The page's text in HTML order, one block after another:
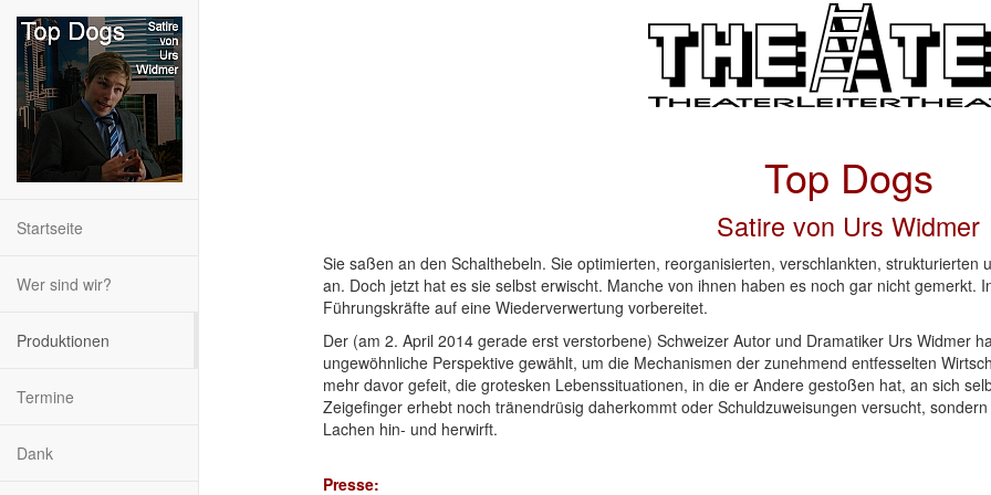
Startseite
Wer sind wir?
Produktionen
Termine
Dank
Top Dogs
Satire von Urs Widmer
Sie saßen an den Schalthebeln. Sie optimierten, reorganisierten, verschlankten,
an. Doch jetzt hat es sie selbst erwischt. Manche von ihnen haben es noch gar nicht gemerkt.
Führungskräfte auf eine Wiederverwertung vorbereitet.
Der (am 2. April 2014 gerade erst verstorbene) Schweizer Autor und Dramatiker Urs Widmer
ungewöhnliche Perspektive gewählt, um die Mechanismen der zunehmend entfesselten
mehr davor gefeit, die grotesken Lebenssituationen, in die er Andere gestoßen hat, an sich
Zeigefinger erhebt noch tränendrüsig daherkommt oder Schuldzuweisungen versucht,
Lachen hin- und herwirft.
Presse: